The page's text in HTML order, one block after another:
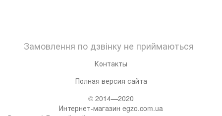
Замовлення по дзвінку не приймаються
Контакты
Полная версия сайта
© 2014—2020
Интернет-магазин egzo.com.ua